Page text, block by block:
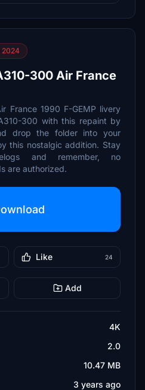
2024
300 Air France
France 1990 F-GEMP livery
300 with this repaint by
drop the folder into your
this nostalgic addition. Stay
and remember, no
are authorized.
Like 24
Add
4K
2.0
10.47 MB
3 years ago